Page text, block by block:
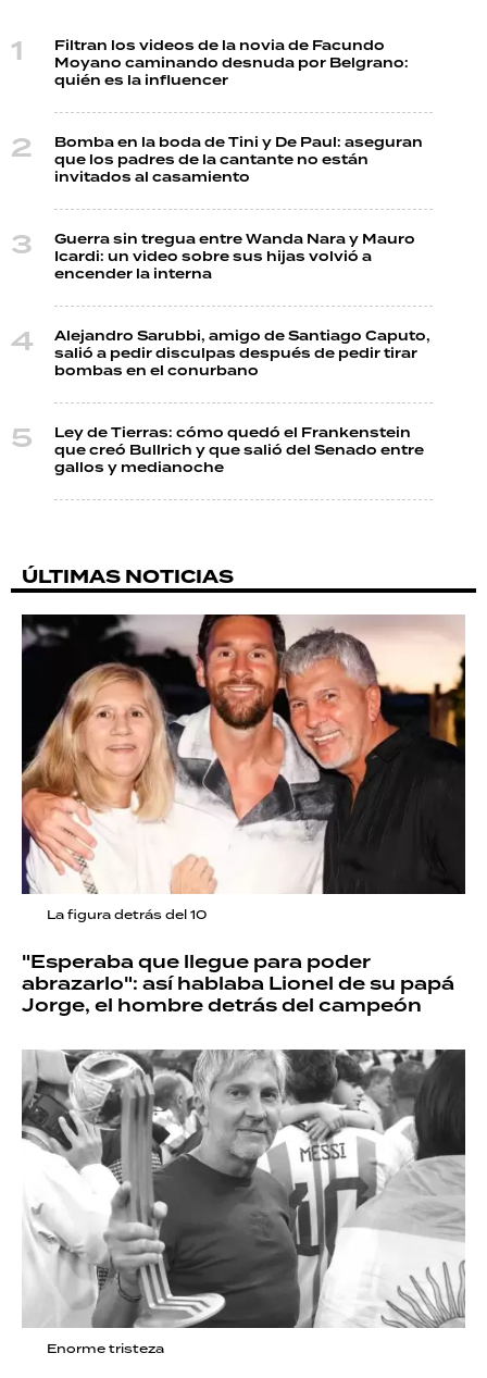
Filtran los videos de la novia de Facundo
Moyano caminando desnuda por Belgrano:
quién es la influencer
Bomba en la boda de Tini y De Paul: aseguran
que los padres de la cantante no están
invitados al casamiento
Guerra sin tregua entre Wanda Nara y Mauro
Icardi: un video sobre sus hijas volvió a
encender la interna
Alejandro Sarubbi, amigo de Santiago Caputo,
salió a pedir disculpas después de pedir tirar
bombas en el conurbano
Ley de Tierras: cómo quedó el Frankenstein
que creó Bullrich y que salió del Senado entre
gallos y medianoche
ÚLTIMAS NOTICIAS
La figura detrás del 10
"Esperaba que llegue para poder
abrazarlo": así hablaba Lionel de su papá
Jorge, el hombre detrás del campeón
Enorme tristeza